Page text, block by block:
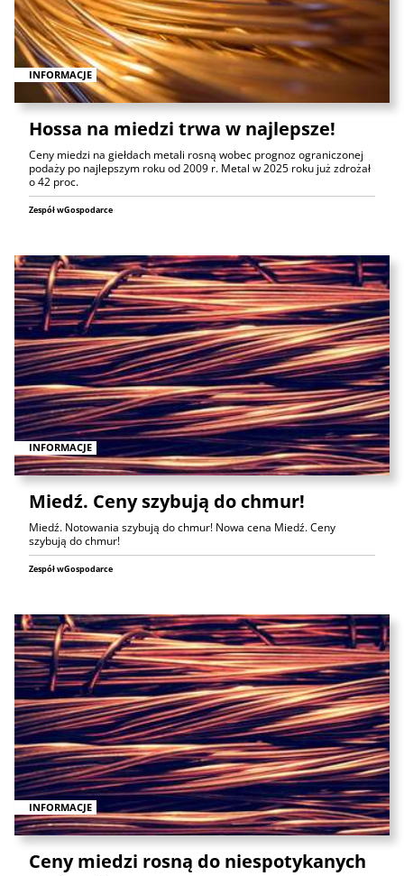
INFORMACJE
Hossa na miedzi trwa w najlepsze!
Ceny miedzi na giełdach metali rosną wobec prognoz ograniczonej
podaży po najlepszym roku od 2009 r. Metal w 2025 roku już zdrożał
o 42 proc.
Zespół wGospodarce
INFORMACJE
Miedź. Ceny szybują do chmur!
Miedź. Notowania szybują do chmur! Nowa cena Miedź. Ceny
szybują do chmur!
Zespół wGospodarce
INFORMACJE
Ceny miedzi rosną do niespotykanych